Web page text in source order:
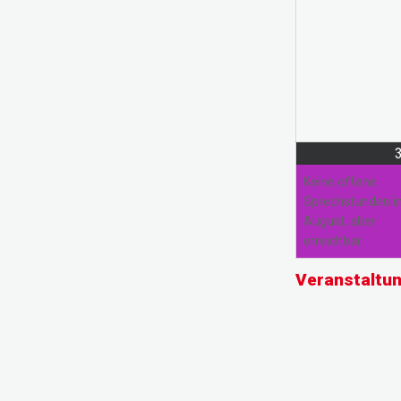
Keine offene
Sprechstunden
August, aber
erreichbar